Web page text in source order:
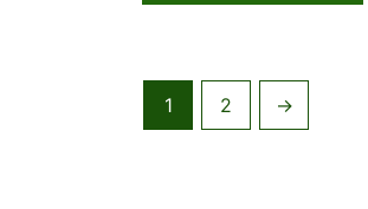
1 2 →